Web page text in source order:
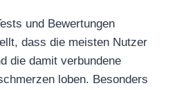
und Bewertungen
dass die meisten Nutzer
die damit verbundene
loben. Besonders